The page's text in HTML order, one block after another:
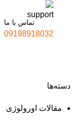
تماس با ما
09198918032
دسته‌ها
مقالات اورولوژی